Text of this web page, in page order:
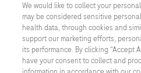
Digital
Pathology
Préférences en matière de cookies
Conditions générales
SWITZERLAND/Français
We would like to collect your
may be considered sensitive
health data, through cookies and
support our marketing efforts,
its performance. By clicking “Accept
have your consent to collect and